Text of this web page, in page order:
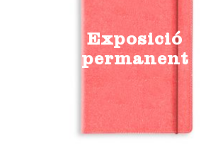
Exposició
permanent